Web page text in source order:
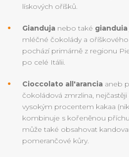
lískových oříšků.
Gianduja nebo také gianduia
mléčné čokolády a
pochází primárně z regionu
po celé Itálii.
Cioccolato all'arancia aneb
čokoládová zmrzlina,
vysokým procentem kakaa
kombinuje s kořeněnou
může také obsahovat
pomerančové kůry.